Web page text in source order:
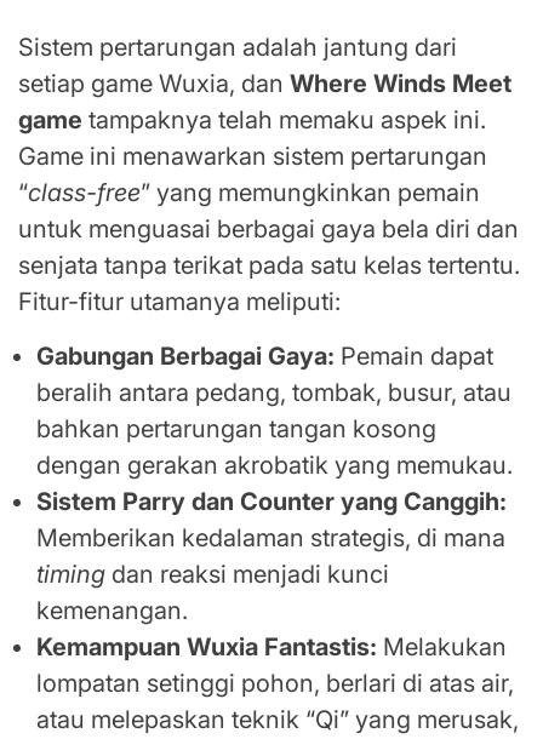
Sistem pertarungan adalah jantung dari
setiap game Wuxia, dan Where Winds Meet
game tampaknya telah memaku aspek ini.
Game ini menawarkan sistem pertarungan
“class-free” yang memungkinkan pemain
untuk menguasai berbagai gaya bela diri dan
senjata tanpa terikat pada satu kelas tertentu.
Fitur-fitur utamanya meliputi:
Gabungan Berbagai Gaya: Pemain dapat
beralih antara pedang, tombak, busur, atau
bahkan pertarungan tangan kosong
dengan gerakan akrobatik yang memukau.
Sistem Parry dan Counter yang Canggih:
Memberikan kedalaman strategis, di mana
timing dan reaksi menjadi kunci
kemenangan.
Kemampuan Wuxia Fantastis: Melakukan
lompatan setinggi pohon, berlari di atas air,
atau melepaskan teknik “Qi” yang merusak,